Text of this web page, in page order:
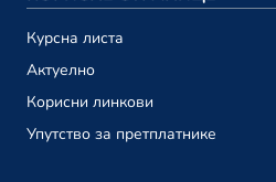
октобар 2023.
Привредни саветник ТВ 194
23. октобар
Курсна листа
Актуелно
Корисни линкови
Упутство за претплатнике